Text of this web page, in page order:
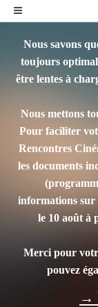
Nous savons
toujours
être lentes à
Nous mettons
Pour faciliter
Rencontres
les documents
informations sur
le 10 août à
Merci pour
pouvez
→